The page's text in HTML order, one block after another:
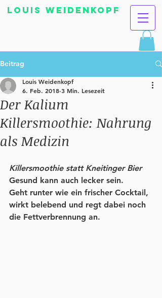
Louis Weidenkopf
Beitrag
Der Kalium
Killersmoothie: Nahrung
als Medizin
Louis Weidenkopf
6. Feb. 2018 3 Min. Lesezeit
Killersmoothie statt Kneitinger Bier
Gesund kann auch lecker sein.
Geht runter wie ein frischer Cocktail,
wirkt belebend und regt dabei noch
die Fettverbrennung an.